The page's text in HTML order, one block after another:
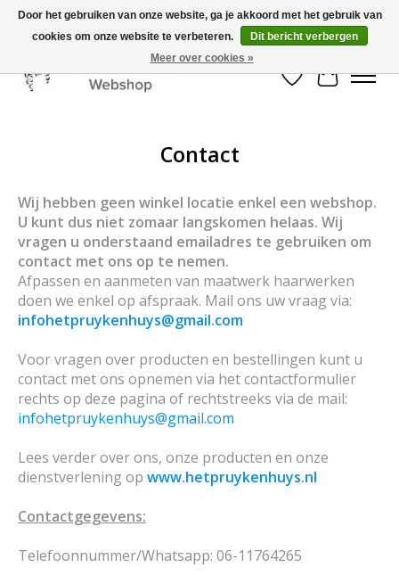
Mooi werk, snelle levering!
Verlanglijst
Contact
Wij hebben geen winkel locatie enkel een webshop.
U kunt dus niet zomaar langskomen helaas. Wij
vragen u onderstaand emailadres te gebruiken om
contact met ons op te nemen.
Afpassen en aanmeten van maatwerk haarwerken
doen we enkel op afspraak. Mail ons uw vraag via:
infohetpruykenhuys@gmail.com
Voor vragen over producten en bestellingen kunt u
contact met ons opnemen via het contactformulier
rechts op deze pagina of rechtstreeks via de mail:
infohetpruykenhuys@gmail.com
Lees verder over ons, onze producten en onze
dienstverlening op www.hetpruykenhuys.nl
Contactgegevens:
Telefoonnummer/Whatsapp: 06-11764265
Door het gebruiken van onze website, ga je akkoord met het gebruik van
cookies om onze website te verbeteren.
Dit bericht verbergen
Meer over cookies »